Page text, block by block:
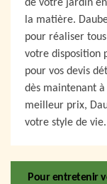
de votre jardin
la matière.
pour réaliser
votre disposition
pour vos devis
dès maintenant
meilleur prix,
votre style de vie.
Pour entretenir